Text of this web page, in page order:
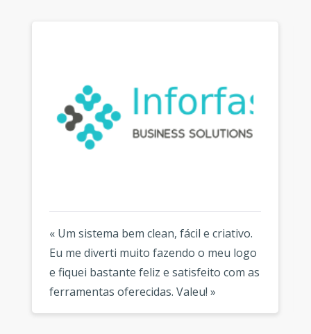
« Um sistema bem clean, fácil e criativo.
Eu me diverti muito fazendo o meu logo
e fiquei bastante feliz e satisfeito com as
ferramentas oferecidas. Valeu! »